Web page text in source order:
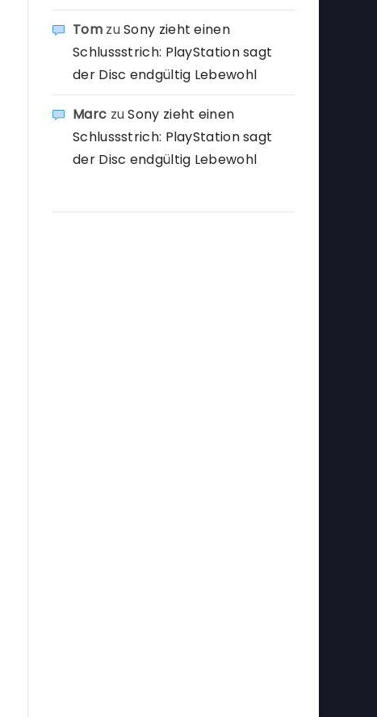
TomzuSony zieht einen
Schlussstrich: PlayStation sagt
der Disc endgültig Lebewohl
Marc zuSony zieht einen
Schlussstrich: PlayStation sagt
der Disc endgültig Lebewohl